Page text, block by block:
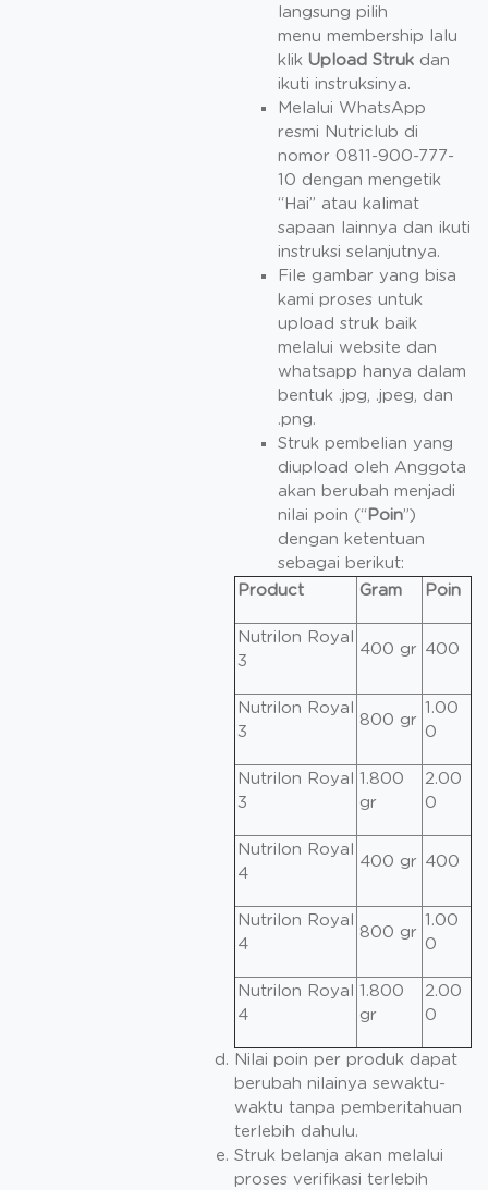
langsung pilih
menu membership lalu
klik Upload Struk dan
ikuti instruksinya.
Melalui WhatsApp
resmi Nutriclub di
nomor 0811-900-777-
10 dengan mengetik
“Hai” atau kalimat
sapaan lainnya dan ikuti
instruksi selanjutnya.
File gambar yang bisa
kami proses untuk
upload struk baik
melalui website dan
whatsapp hanya dalam
bentuk .jpg, .jpeg, dan
.png.
Struk pembelian yang
diupload oleh Anggota
akan berubah menjadi
nilai poin (“ Poin”)
dengan ketentuan
sebagai berikut:
Product
Gram Poin
Nutrilon Royal
3
400 gr 400
Nutrilon Royal
3
800 gr
1.00
0
Nutrilon Royal
3
1.800
gr
2.00
0
Nutrilon Royal
4
400 gr 400
Nutrilon Royal
4
800 gr
1.00
0
Nutrilon Royal
4
1.800
gr
2.00
0
Nilai poin per produk dapat
berubah nilainya sewaktu-
waktu tanpa pemberitahuan
terlebih dahulu.
Struk belanja akan melalui
proses verifikasi terlebih